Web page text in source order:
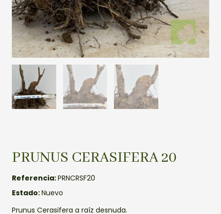
PRUNUS CERASIFERA 20
Referencia:PRNCRSF20
Estado:Nuevo
Prunus Cerasifera a raíz desnuda.